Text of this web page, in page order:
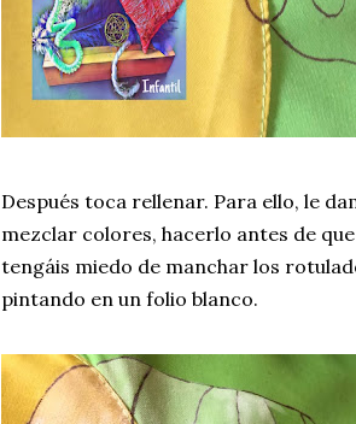
Después toca rellenar. Para ello, le
mezclar colores, hacerlo antes de
tengáis miedo de manchar los
pintando en un folio blanco.